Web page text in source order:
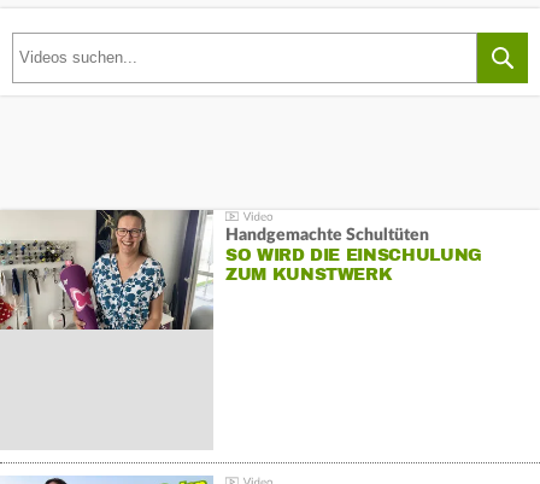
Handgemachte Schultüten
SO WIRD DIE EINSCHULUNG
ZUM KUNSTWERK